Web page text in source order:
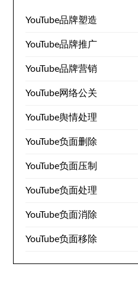
YouTube品牌塑造
YouTube品牌推广
YouTube品牌营销
YouTube网络公关
YouTube舆情处理
YouTube负面删除
YouTube负面压制
YouTube负面处理
YouTube负面消除
YouTube负面移除